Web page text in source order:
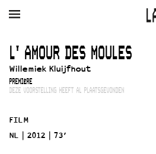
AGENDA FILM MUZIEK RESTAURANT
Winkelmandje
Zoek
Openingstijden & contact
Bereikbaarheid
L' AMOUR DES MOULES
Willemiek Kluijfhout
PREMIÈRE
DEZE VOORSTELLING HEEFT AL PLAATSGEVONDEN
FILM
NL
2012 73’